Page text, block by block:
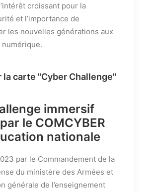
croissant pour la
et l’importance de
les nouvelles générations aux
la carte "Cyber Challenge"
immersif
le COMCYBER
nationale
par le Commandement de la
du ministère des Armées et
générale de l’enseignement